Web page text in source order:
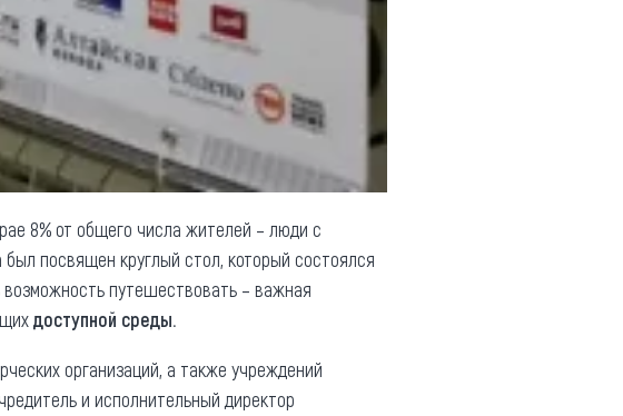
8% от общего числа жителей – люди с
был посвящен круглый стол, который состоялся
возможность путешествовать – важная
доступной среды.
организаций, а также учреждений
и исполнительный директор